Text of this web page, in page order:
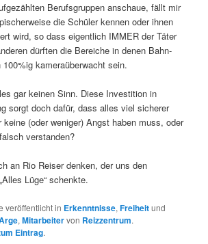
Berufsgruppen anschaue, fällt mir
die Schüler kennen oder ihnen
wird, so dass eigentlich IMMER der Täter
dürften die Bereiche in denen Bahn-
kameraüberwacht sein.
gar keinen Sinn. Diese Investition in
sorgt doch dafür, dass alles viel sicherer
keine (oder weniger) Angst haben muss, oder
verstanden?
an Rio Reiser denken, der uns den
Lüge“ schenkte.
veröffentlicht in Erkenntnisse,Freiheitund
,Mitarbeitervon Reizzentrum.
Eintrag.